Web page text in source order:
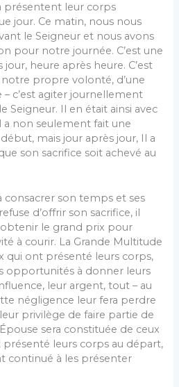
présentent leur corps
jour. Ce matin, nous nous
le Seigneur et nous avons
pour notre journée. C’est une
heure après heure. C’est
propre volonté, d’une
– c’est agiter journellement
Seigneur. Il en était ainsi avec
a non seulement fait une
mais jour après jour, Il a
son sacrifice soit achevé au
consacrer son temps et ses
d’offrir son sacrifice, il
obtenir le grand prix pour
à courir. La Grande Multitude
qui ont présenté leurs corps,
opportunités à donner leurs
leur argent, tout – au
négligence leur fera perdre
privilège de faire partie de
sera constituée de ceux
leurs corps au départ,
continué à les présenter